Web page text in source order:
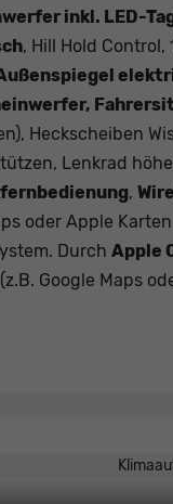
inkl. LED-
, Hill Hold Control,
Heckscheiben
Lenkrad
,
oder Apple
Durch Apple
Google Maps